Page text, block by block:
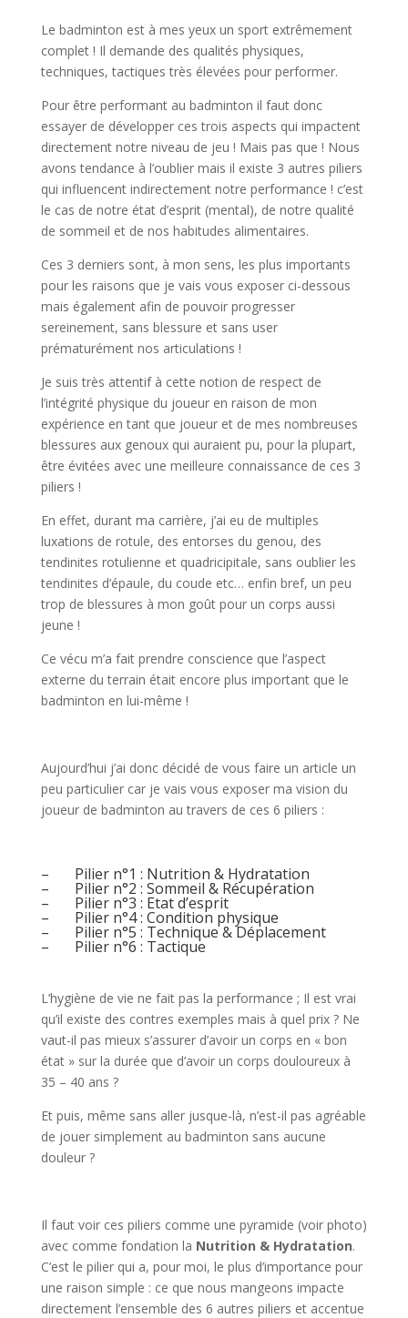
Le badminton est à mes yeux un sport extrêmement
complet ! Il demande des qualités physiques,
techniques, tactiques très élevées pour performer.
Pour être performant au badminton il faut donc
essayer de développer ces trois aspects qui impactent
directement notre niveau de jeu ! Mais pas que ! Nous
avons tendance à l’oublier mais il existe 3 autres piliers
qui influencent indirectement notre performance ! c’est
le cas de notre état d’esprit (mental), de notre qualité
de sommeil et de nos habitudes alimentaires.
Ces 3 derniers sont, à mon sens, les plus importants
pour les raisons que je vais vous exposer ci-dessous
mais également afin de pouvoir progresser
sereinement, sans blessure et sans user
prématurément nos articulations !
Je suis très attentif à cette notion de respect de
l’intégrité physique du joueur en raison de mon
expérience en tant que joueur et de mes nombreuses
blessures aux genoux qui auraient pu, pour la plupart,
être évitées avec une meilleure connaissance de ces 3
piliers !
En effet, durant ma carrière, j’ai eu de multiples
luxations de rotule, des entorses du genou, des
tendinites rotulienne et quadricipitale, sans oublier les
tendinites d’épaule, du coude etc… enfin bref, un peu
trop de blessures à mon goût pour un corps aussi
jeune !
Ce vécu m’a fait prendre conscience que l’aspect
externe du terrain était encore plus important que le
badminton en lui-même !
Aujourd’hui j’ai donc décidé de vous faire un article un
peu particulier car je vais vous exposer ma vision du
joueur de badminton au travers de ces 6 piliers :
– Pilier n°1 : Nutrition & Hydratation
– Pilier n°2 : Sommeil & Récupération
– Pilier n°3 : Etat d’esprit
– Pilier n°4 : Condition physique
– Pilier n°5 : Technique & Déplacement
– Pilier n°6 : Tactique
L’hygiène de vie ne fait pas la performance ; Il est vrai
qu’il existe des contres exemples mais à quel prix ? Ne
vaut-il pas mieux s’assurer d’avoir un corps en « bon
état » sur la durée que d’avoir un corps douloureux à
35 – 40 ans ?
Et puis, même sans aller jusque-là, n’est-il pas agréable
de jouer simplement au badminton sans aucune
douleur ?
Il faut voir ces piliers comme une pyramide (voir photo)
avec comme fondation la Nutrition & Hydratation.
C’est le pilier qui a, pour moi, le plus d’importance pour
une raison simple : ce que nous mangeons impacte
directement l’ensemble des 6 autres piliers et accentue